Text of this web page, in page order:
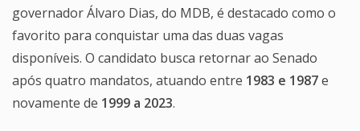
governador Álvaro Dias, do MDB, é destacado como o
favorito para conquistar uma das duas vagas
disponíveis. O candidato busca retornar ao Senado
após quatro mandatos, atuando entre 1983 e 1987e
novamente de 1999 a 2023.